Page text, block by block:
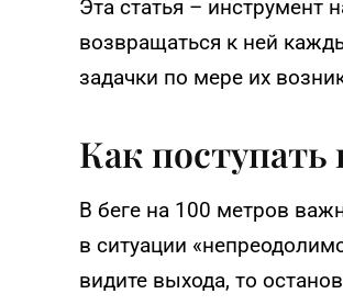
Эта статья – инструмент
возвращаться к ней
задачки по мере их
Как
В беге на 100 метров
в ситуации
видите выхода, то